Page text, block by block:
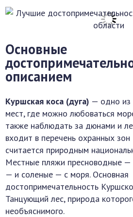
Основные
описанием
Куршская коса (дуга) — одно из
мест, где можно любоваться
также наблюдать за дюнами и
входит в перечень охранных
считается природным
Местные пляжи пресноводные —
— и соленые — с моря. Основная
достопримечательность
Танцующий лес, природа
необъяснимого.